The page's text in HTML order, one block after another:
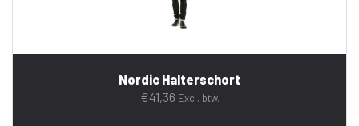
Nordic Halterschort
€41,36 Excl. btw.